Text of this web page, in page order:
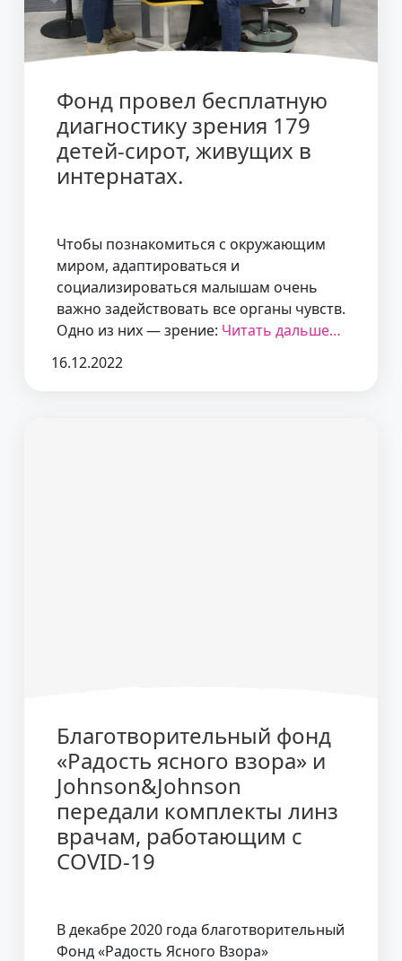
Фонд провел бесплатную
диагностику зрения 179
детей-сирот, живущих в
интернатах.
Чтобы познакомиться с окружающим
миром, адаптироваться и
социализироваться малышам очень
важно задействовать все органы чувств.
Одно из них — зрение: Читать дальше…
16.12.2022
Благотворительный фонд
«Радость ясного взора» и
Johnson&Johnson
передали комплекты линз
врачам, работающим с
COVID-19
В декабре 2020 года благотворительный
Фонд «Радость Ясного Взора»